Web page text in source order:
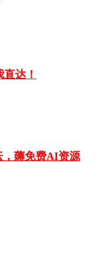
达！
薅免费AI资源